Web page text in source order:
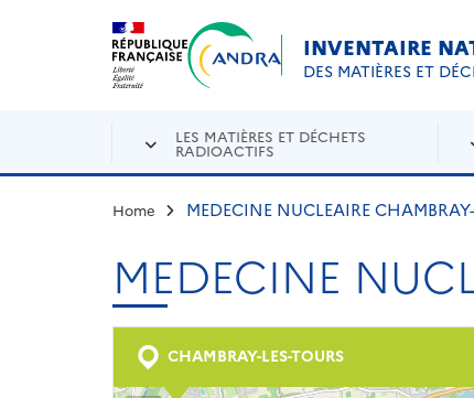
Aller au contenu principal
INVENTAIRE
DES MATIÈRES ET
LES MATIÈRES ET DÉCHETS
RADIOACTIFS
Home MEDECINE NUCLEAIRE
MEDECINE
CHAMBRAY-LES-TOURS